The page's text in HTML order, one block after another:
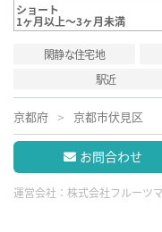
ショート
1ヶ月以上～3ヶ月未満
閑静な住宅地
駅近
京都府 京都市伏見区
お問合わせ
運営会社： 株式会社フルーツ